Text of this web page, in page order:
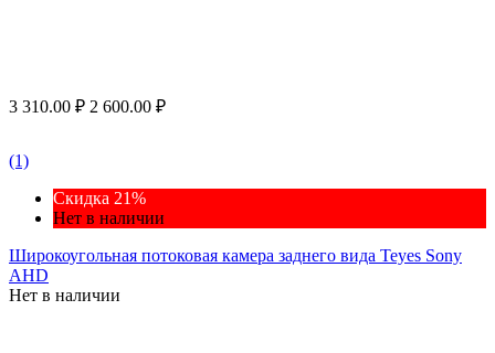
3 310.00 ₽ 2 600.00 ₽
(1)
Скидка 21%
Нет в наличии
Широкоугольная потоковая камера заднего вида Teyes Sony
AHD
Нет в наличии